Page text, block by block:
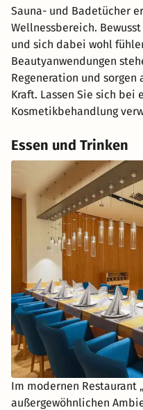
Sauna- und Badetücher
Wellnessbereich.
und sich dabei wohl
Beautyanwendungen
Regeneration und sorgen
Kraft. Lassen Sie sich bei
Kosmetikbehandlung
Essen und Trinken
Im modernen Restaurant
außergewöhnlichen